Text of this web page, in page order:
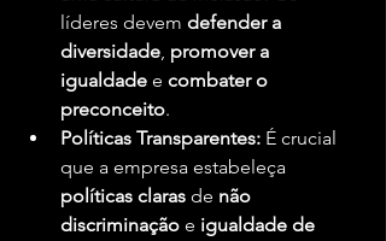
líderes devem defender a
diversidade, promover a
igualdade e combater o
preconceito.
Políticas Transparentes: É crucial
que a empresa estabeleça
políticas claras de não
discriminação e igualdade de